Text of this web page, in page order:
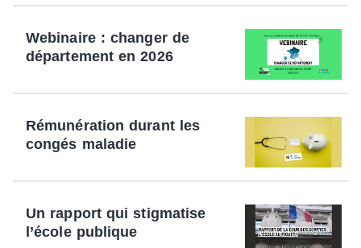
Webinaire : changer de
département en 2026
Rémunération durant les
congés maladie
Un rapport qui stigmatise
l’école publique